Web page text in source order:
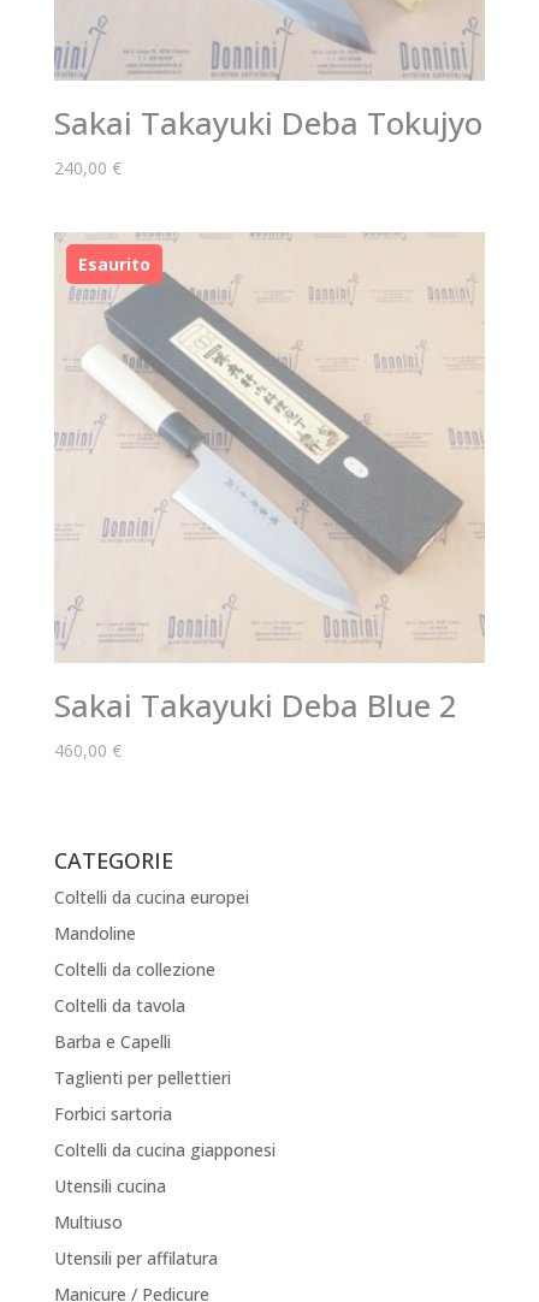
Sakai Takayuki Deba Tokujyo
240,00 €
Sakai Takayuki Deba Blue 2
460,00 €
CATEGORIE
Coltelli da cucina europei
Mandoline
Coltelli da collezione
Coltelli da tavola
Barba e Capelli
Taglienti per pellettieri
Forbici sartoria
Coltelli da cucina giapponesi
Utensili cucina
Multiuso
Utensili per affilatura
Manicure / Pedicure